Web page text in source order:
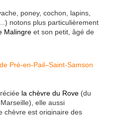
poney, cochon, lapins,
notons plus particulièrement
Malingre et son petit, âgé de
la chèvre du Rove (du
elle aussi
chèvre est originaire des